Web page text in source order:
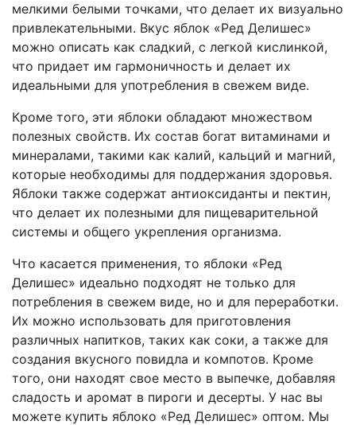
мелкими белыми точками, что делает их визуально
привлекательными. Вкус яблок «Ред Делишес»
можно описать как сладкий, с легкой кислинкой,
что придает им гармоничность и делает их
идеальными для употребления в свежем виде.
Кроме того, эти яблоки обладают множеством
полезных свойств. Их состав богат витаминами и
минералами, такими как калий, кальций и магний,
которые необходимы для поддержания здоровья.
Яблоки также содержат антиоксиданты и пектин,
что делает их полезными для пищеварительной
системы и общего укрепления организма.
Что касается применения, то яблоки «Ред
Делишес» идеально подходят не только для
потребления в свежем виде, но и для переработки.
Их можно использовать для приготовления
различных напитков, таких как соки, а также для
создания вкусного повидла и компотов. Кроме
того, они находят свое место в выпечке, добавляя
сладость и аромат в пироги и десерты. У нас вы
можете купить яблоко «Ред Делишес» оптом. Мы